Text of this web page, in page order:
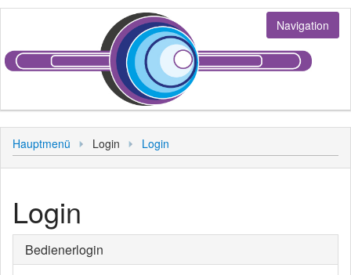
Navigation
Jobs
Stellenangebote
Login
Kunde
Personal
Sonstiges
Hauptmenü Login Login
Login
Bedienerlogin